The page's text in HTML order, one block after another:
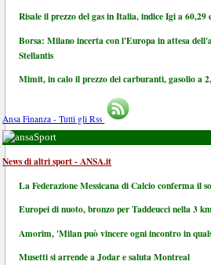
Risale il prezzo del gas in Italia, indice Igi a
Borsa: Milano incerta con l'Europa in attesa
Stellantis
Mimit, in calo il prezzo dei carburanti, gasolio a
Ansa Finanza - Tutti gli Rss
Sport
News di altri sport - ANSA.it
La Federazione Messicana di Calcio conferma il
Europei di nuoto, bronzo per Taddeucci nella 3
Amorim, 'Milan può vincere ogni incontro in
Musetti si arrende a Jodar e saluta Montreal